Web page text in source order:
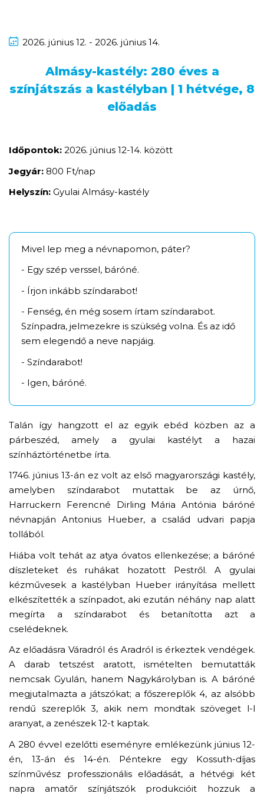
2026. június 12. - 2026. június 14.
Almásy-kastély: 280 éves a
színjátszás a kastélyban | 1 hétvége, 8
előadás
Időpontok: 2026. június 12-14. között
Jegyár: 800 Ft/nap
Helyszín: Gyulai Almásy-kastély
Mivel lep meg a névnapomon, páter?
- Egy szép verssel, báróné.
- Írjon inkább színdarabot!
- Fenség, én még sosem írtam színdarabot.
Színpadra, jelmezekre is szükség volna. És az idő
sem elegendő a neve napjáig.
- Színdarabot!
- Igen, báróné.
Talán így hangzott el az egyik ebéd közben az a
párbeszéd, amely a gyulai kastélyt a hazai
színháztörténetbe írta.
1746. június 13-án ez volt az első magyarországi kastély,
amelyben színdarabot mutattak be az úrnő,
Harruckern Ferencné Dirling Mária Antónia báróné
névnapján Antonius Hueber, a család udvari papja
tollából.
Hiába volt tehát az atya óvatos ellenkezése; a báróné
díszleteket és ruhákat hozatott Pestről. A gyulai
kézművesek a kastélyban Hueber irányítása mellett
elkészítették a színpadot, aki ezután néhány nap alatt
megírta a színdarabot és betanította azt a
cselédeknek.
Az előadásra Váradról és Aradról is érkeztek vendégek.
A darab tetszést aratott, ismételten bemutatták
nemcsak Gyulán, hanem Nagykárolyban is. A báróné
megjutalmazta a játszókat; a főszereplők 4, az alsóbb
rendű szereplők 3, akik nem mondtak szöveget l-l
aranyat, a zenészek 12-t kaptak.
A 280 évvel ezelőtti eseményre emlékezünk június 12-
én, 13-án és 14-én. Péntekre egy Kossuth-díjas
színművész professzionális előadását, a hétvégi két
napra amatőr színjátszók produkcióit hozzuk a